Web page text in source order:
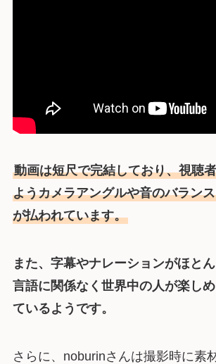
動画は短尺で完結しており、視聴
ようカメラアングルや音のバラン
が払われています。
また、字幕やナレーションがほとん
言語に関係なく世界中の人が楽し
ているようです。
さらに、noburinさんは撮影時に素